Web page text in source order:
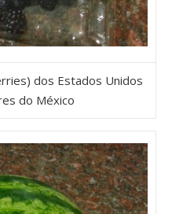
dos Estados Unidos
do México